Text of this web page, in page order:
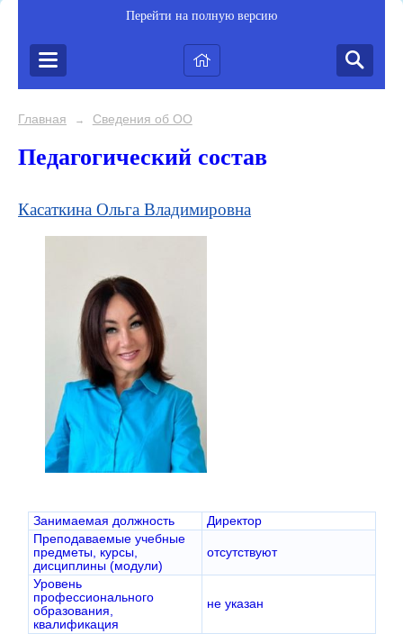
Перейти на полную версию
Главная → Сведения об ОО
Педагогический состав
Касаткина Ольга Владимировна
Занимаемая должность
Директор
Преподаваемые учебные
предметы, курсы,
дисциплины (модули)
отсутствуют
Уровень
профессионального
образования,
квалификация
не указан